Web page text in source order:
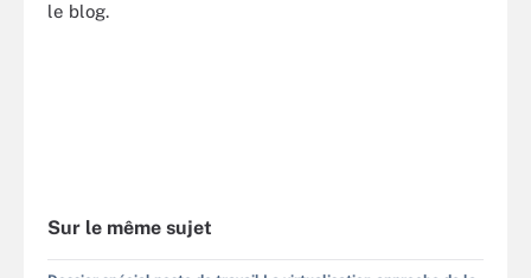
le blog.
Sur le même sujet